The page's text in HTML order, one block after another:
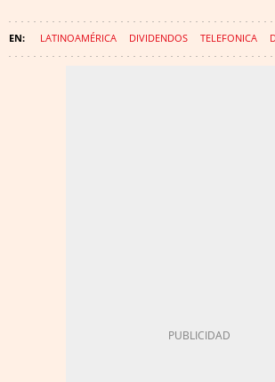
LATINOAMÉRICA DIVIDENDOS TELEFONICA